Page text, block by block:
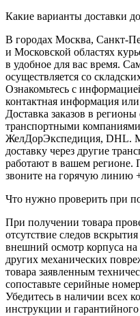
Какие варианты доставки
В городах Москва, Санкт-
и Московской областях
в удобное для вас время.
осуществляется со
Ознакомьтесь с
контактная информация
Доставка заказов в
транспортными
ЖелДорЭкспедиция, DHL.
доставку через другие
работают в вашем регионе.
звоните на горячую линию
Что нужно проверить при
При получении товара
отсутствие следов
внешний осмотр корпуса
других механических
товара заявленным
сопоставьте серийные
Убедитесь в наличии всех
инструкции и гарантийного